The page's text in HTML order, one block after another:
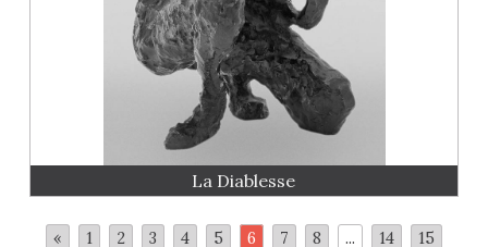
La Diablesse
« 1 2 3 4 5 6 7 8 ... 14
15